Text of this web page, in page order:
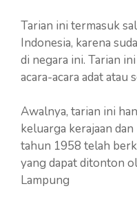
Tarian ini termasuk
Indonesia, karena
di negara ini. Tarian
acara-acara adat atau
Awalnya, tarian ini
keluarga kerajaan
tahun 1958 telah
yang dapat ditonton
Lampung